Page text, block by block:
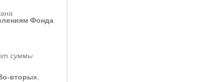
Фонда
суммы
вторых